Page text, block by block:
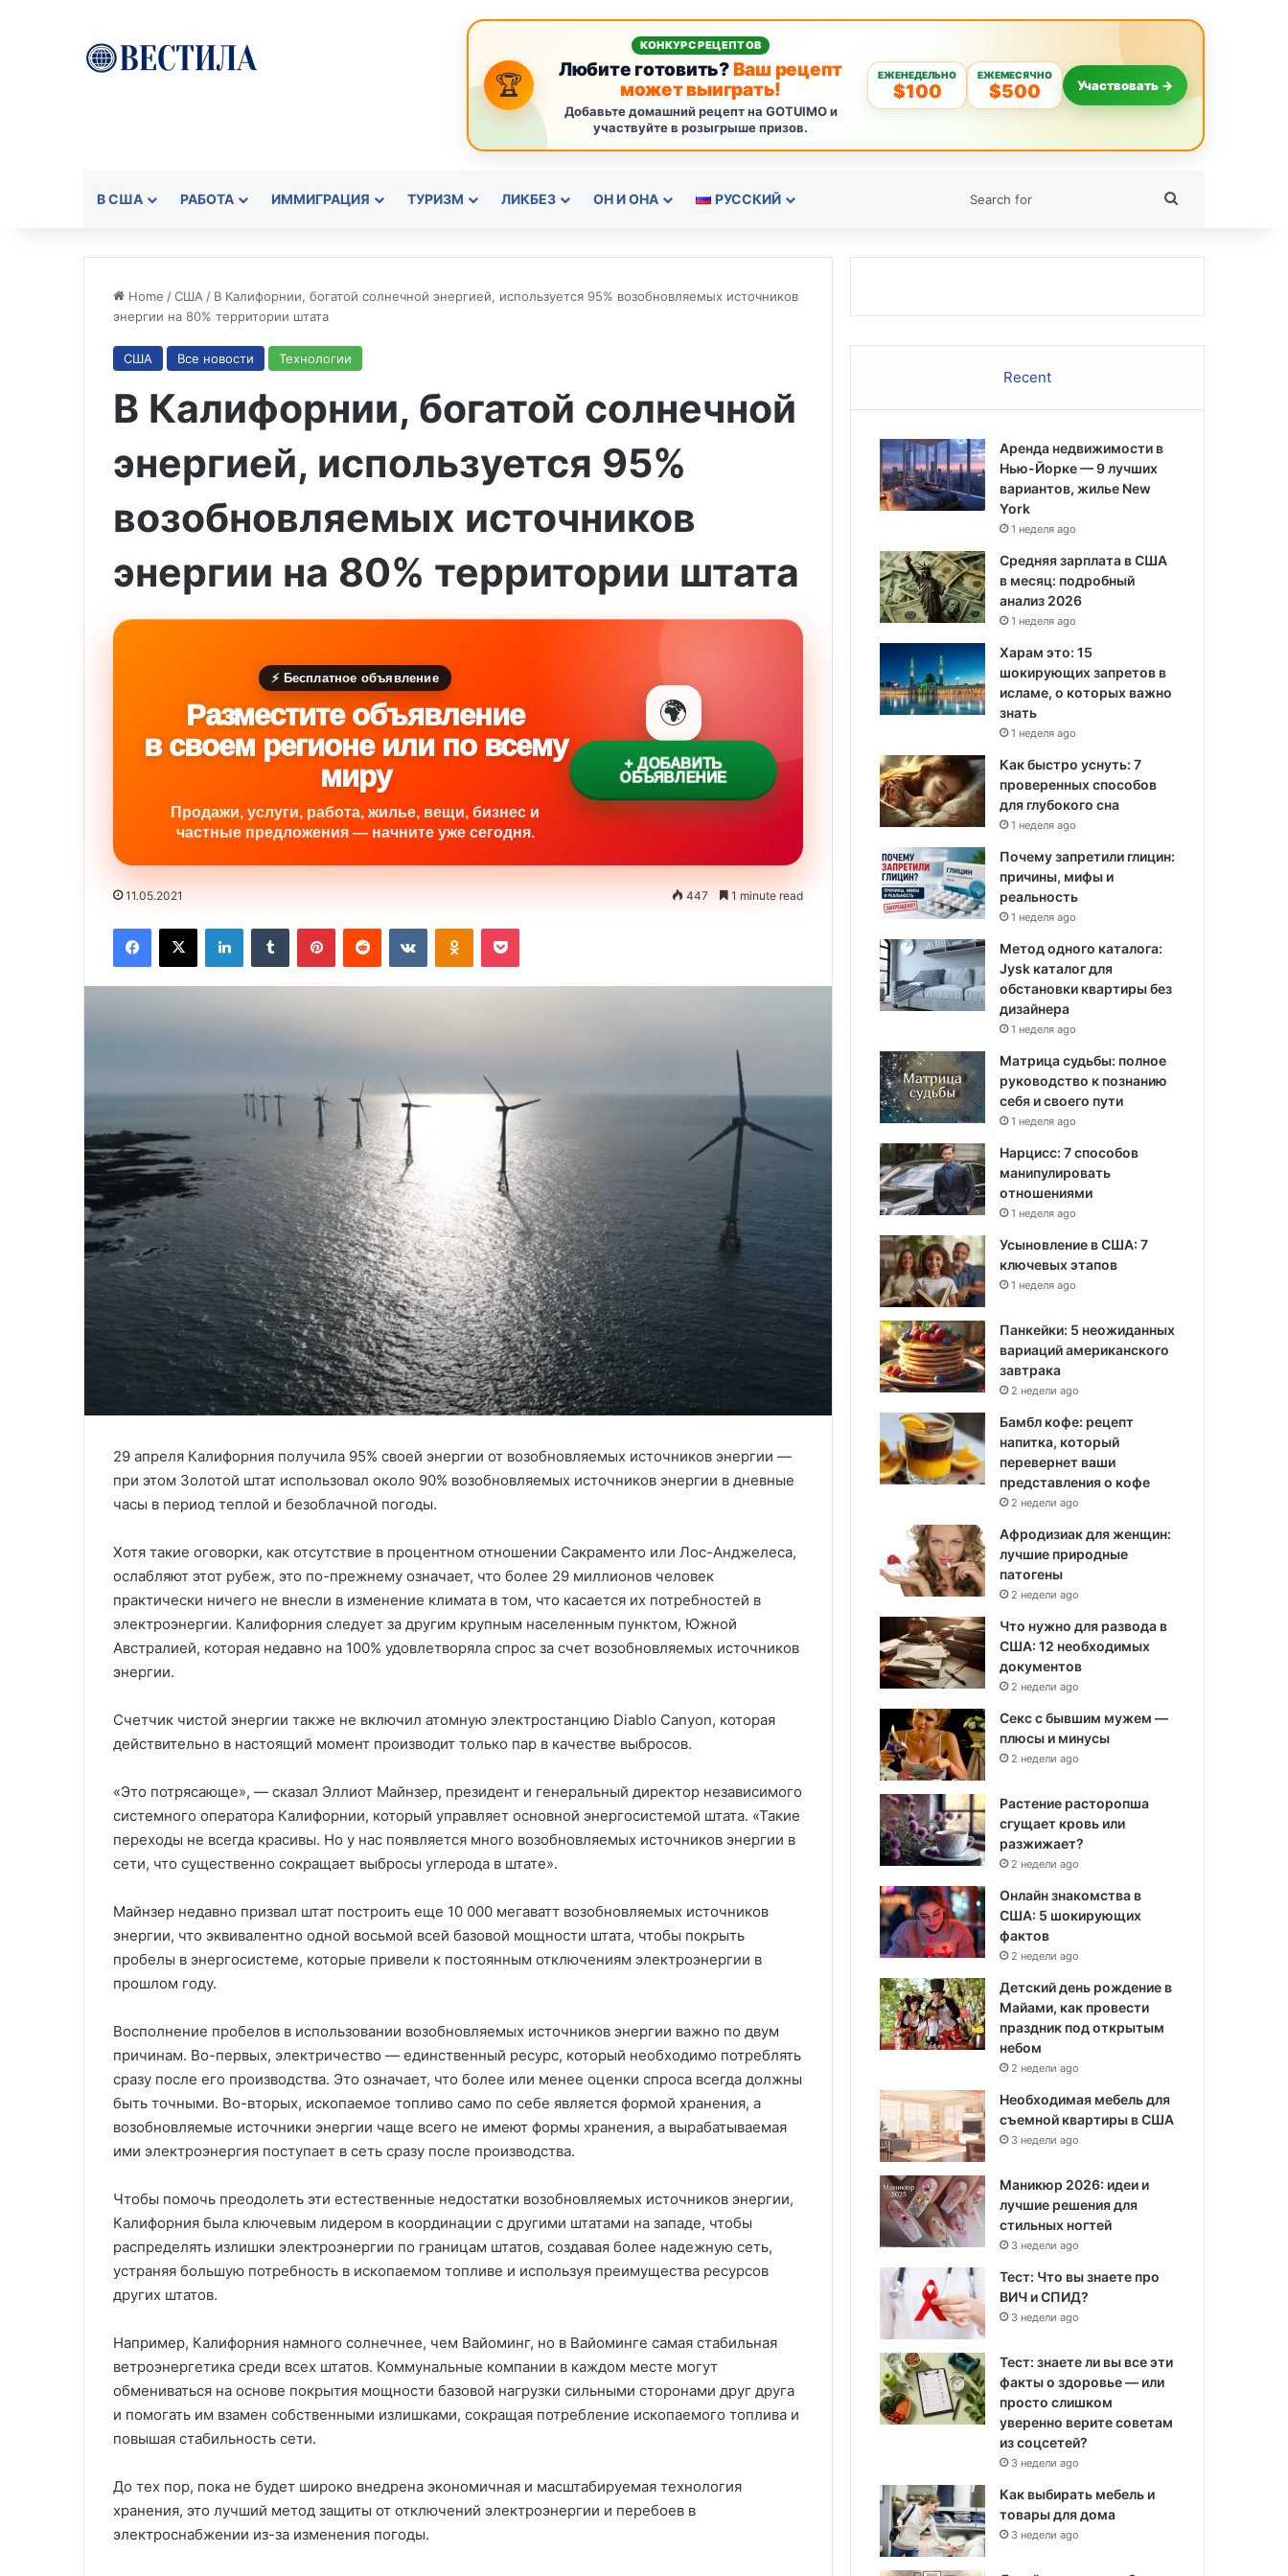
🏆
КОНКУРС РЕЦЕПТОВ
Любите готовить?Ваш рецепт
может выиграть!
Добавьте домашний рецепт на GOTUIMO и
участвуйте в розыгрыше призов.
ЕЖЕНЕДЕЛЬНО
$100
ЕЖЕМЕСЯЧНО
$500 Участвовать →
В США РАБОТА ИММИГРАЦИЯ ТУРИЗМ ЛИКБЕЗ ОН И ОНА РУССКИЙ
Home /США / В Калифорнии, богатой солнечной энергией, используется 95% возобновляемых источников
энергии на 80% территории штата
США Все новости Технологии
В Калифорнии, богатой солнечной
энергией, используется 95%
возобновляемых источников
энергии на 80% территории штата
⚡ Бесплатное объявление
Разместите объявление
в своем регионе или по всему
миру
Продажи, услуги, работа, жилье, вещи, бизнес и
частные предложения — начните уже сегодня.
🌍
+ ДОБАВИТЬ
ОБЪЯВЛЕНИЕ
11.05.2021 447 1 minute read
29 апреля Калифорния получила 95% своей энергии от возобновляемых источников энергии —
при этом Золотой штат использовал около 90% возобновляемых источников энергии в дневные
часы в период теплой и безоблачной погоды.
Хотя такие оговорки, как отсутствие в процентном отношении Сакраменто или Лос-Анджелеса,
ослабляют этот рубеж, это по-прежнему означает, что более 29 миллионов человек
практически ничего не внесли в изменение климата в том, что касается их потребностей в
электроэнергии. Калифорния следует за другим крупным населенным пунктом, Южной
Австралией, которая недавно на 100% удовлетворяла спрос за счет возобновляемых источников
энергии.
Счетчик чистой энергии также не включил атомную электростанцию ​​Diablo Canyon, которая
действительно в настоящий момент производит только пар в качестве выбросов.
«Это потрясающе», — сказал Эллиот Майнзер, президент и генеральный директор независимого
системного оператора Калифорнии, который управляет основной энергосистемой штата. «Такие
переходы не всегда красивы. Но у нас появляется много возобновляемых источников энергии в
сети, что существенно сокращает выбросы углерода в штате».
Майнзер недавно призвал штат построить еще 10 000 мегаватт возобновляемых источников
энергии, что эквивалентно одной восьмой всей базовой мощности штата, чтобы покрыть
пробелы в энергосистеме, которые привели к постоянным отключениям электроэнергии в
прошлом году.
Восполнение пробелов в использовании возобновляемых источников энергии важно по двум
причинам. Во-первых, электричество — единственный ресурс, который необходимо потреблять
сразу после его производства. Это означает, что более или менее оценки спроса всегда должны
быть точными. Во-вторых, ископаемое топливо само по себе является формой хранения, а
возобновляемые источники энергии чаще всего не имеют формы хранения, а вырабатываемая
ими электроэнергия поступает в сеть сразу после производства.
Чтобы помочь преодолеть эти естественные недостатки возобновляемых источников энергии,
Калифорния была ключевым лидером в координации с другими штатами на западе, чтобы
распределять излишки электроэнергии по границам штатов, создавая более надежную сеть,
устраняя большую потребность в ископаемом топливе и используя преимущества ресурсов
других штатов.
Например, Калифорния намного солнечнее, чем Вайоминг, но в Вайоминге самая стабильная
ветроэнергетика среди всех штатов. Коммунальные компании в каждом месте могут
обмениваться на основе покрытия мощности базовой нагрузки сильными сторонами друг друга
и помогать им взамен собственными излишками, сокращая потребление ископаемого топлива и
повышая стабильность сети.
До тех пор, пока не будет широко внедрена экономичная и масштабируемая технология
хранения, это лучший метод защиты от отключений электроэнергии и перебоев в
электроснабжении из-за изменения погоды.
Recent
Аренда недвижимости в
Нью-Йорке — 9 лучших
вариантов, жилье New
York
1 неделя ago
Средняя зарплата в США
в месяц: подробный
анализ 2026
1 неделя ago
Харам это: 15
шокирующих запретов в
исламе, о которых важно
знать
1 неделя ago
Как быстро уснуть: 7
проверенных способов
для глубокого сна
1 неделя ago
Почему запретили глицин:
причины, мифы и
реальность
1 неделя ago
Метод одного каталога:
Jysk каталог для
обстановки квартиры без
дизайнера
1 неделя ago
Матрица судьбы: полное
руководство к познанию
себя и своего пути
1 неделя ago
Нарцисс: 7 способов
манипулировать
отношениями
1 неделя ago
Усыновление в США: 7
ключевых этапов
1 неделя ago
Панкейки: 5 неожиданных
вариаций американского
завтрака
2 недели ago
Бамбл кофе: рецепт
напитка, который
перевернет ваши
представления о кофе
2 недели ago
Афродизиак для женщин:
лучшие природные
патогены
2 недели ago
Что нужно для развода в
США: 12 необходимых
документов
2 недели ago
Секс с бывшим мужем —
плюсы и минусы
2 недели ago
Растение расторопша
сгущает кровь или
разжижает?
2 недели ago
Онлайн знакомства в
США: 5 шокирующих
фактов
2 недели ago
Детский день рождение в
Майами, как провести
праздник под открытым
небом
2 недели ago
Необходимая мебель для
съемной квартиры в США
3 недели ago
Маникюр 2026: идеи и
лучшие решения для
стильных ногтей
3 недели ago
Тест: Что вы знаете про
ВИЧ и СПИД?
3 недели ago
Тест: знаете ли вы все эти
факты о здоровье — или
просто слишком
уверенно верите советам
из соцсетей?
3 недели ago
Как выбирать мебель и
товары для дома
3 недели ago